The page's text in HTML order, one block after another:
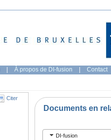
| À propos de DI-fusion | Contact
Citer
Documents en
DI-fusion